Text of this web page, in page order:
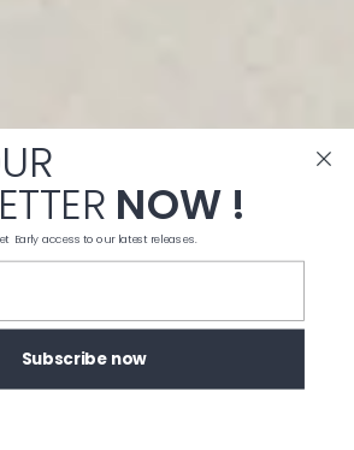
NOW !
Early access to our latest releases.
Subscribe now